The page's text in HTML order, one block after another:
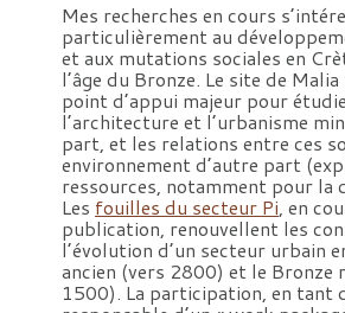
Mes recherches en cours
particulièrement au
et aux mutations sociales en
l’âge du Bronze. Le site de
point d’appui majeur pour
l’architecture et l’urbanisme
part, et les relations entre ces
environnement d’autre part
ressources, notamment pour la
Les fouilles du secteur Pi, en
publication, renouvellent les
l’évolution d’un secteur urbain
ancien (vers 2800) et le Bronze
1500). La participation, en tant